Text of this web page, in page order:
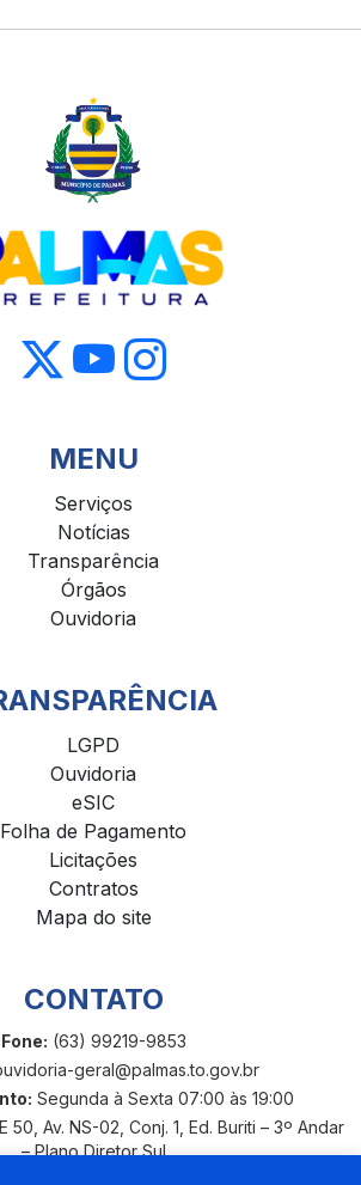
MENU
Serviços
Notícias
Transparência
Órgãos
Ouvidoria
LGPD
Ouvidoria
eSIC
Folha de Pagamento
Licitações
Contratos
Mapa do site
CONTATO
Fone: (63) 99219-9853
geral@palmas.to.gov.br
Segunda à Sexta 07:00 às 19:00
50, Av. NS-02, Conj. 1, Ed. Buriti – 3º Andar
– Plano Diretor Sul